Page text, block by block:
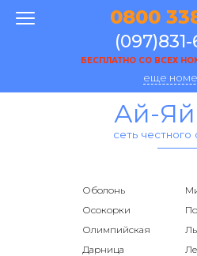
0800
БЕСПЛАТНО СО ВСЕХ
еще
Ай-
сеть честного
Оболонь
Осокорки
Олимпийская
Дарница